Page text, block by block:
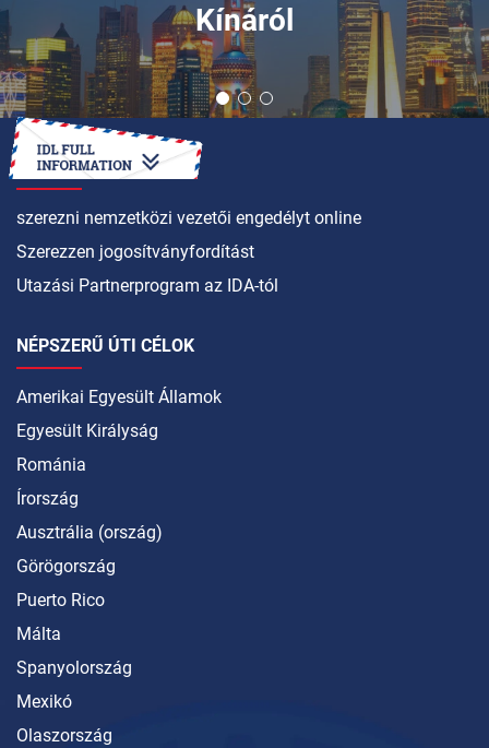
Kínáról
HOGYAN LEHET
szerezni nemzetközi vezetői engedélyt online
Szerezzen jogosítványfordítást
Utazási Partnerprogram az IDA-tól
NÉPSZERŰ ÚTI CÉLOK
Amerikai Egyesült Államok
Egyesült Királyság
Románia
Írország
Ausztrália (ország)
Görögország
Puerto Rico
Málta
Spanyolország
Mexikó
Olaszország